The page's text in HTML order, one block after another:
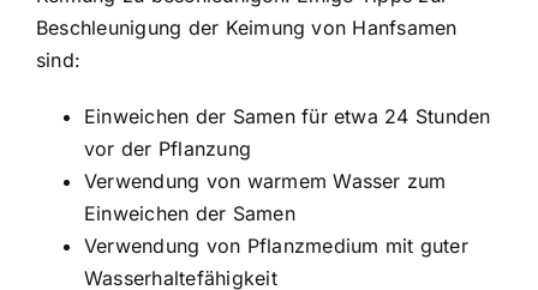
Beschleunigung der Keimung von Hanfsamen
sind:
Einweichen der Samen für etwa 24 Stunden
vor der Pflanzung
Verwendung von warmem Wasser zum
Einweichen der Samen
Verwendung von Pflanzmedium mit guter
Wasserhaltefähigkeit